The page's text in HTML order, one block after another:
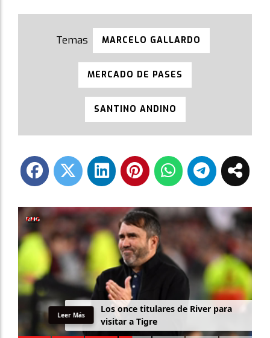
MARCELO GALLARDO
MERCADO DE PASES
SANTINO ANDINO
Los once titulares de River para
visitar a Tigre
Leer Más